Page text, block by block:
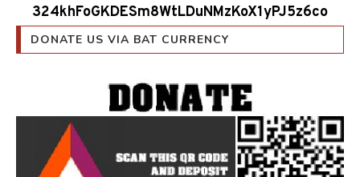
324khFoGKDESm8WtLDuNMzKoX1yPJ5z6co
DONATE US VIA BAT CURRENCY